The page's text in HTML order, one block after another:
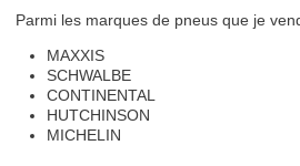
Parmi les marques de pneus que je
MAXXIS
SCHWALBE
CONTINENTAL
HUTCHINSON
MICHELIN